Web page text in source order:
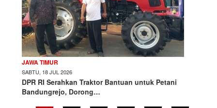
JAWA TIMUR
SABTU, 18 JUL 2026
DPR RI Serahkan Traktor Bantuan untuk Petani
Bandungrejo, Dorong…